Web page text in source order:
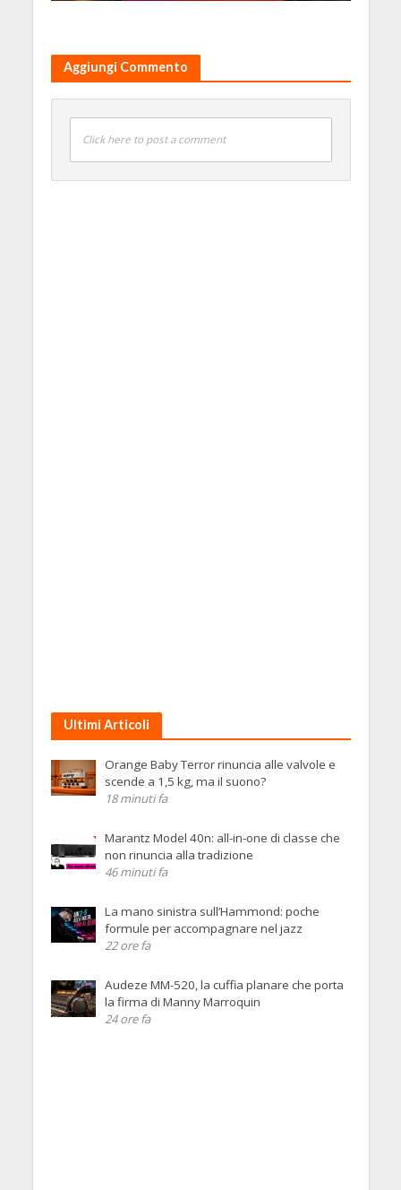
Aggiungi Commento
Click here to post a comment
Ultimi Articoli
Orange Baby Terror rinuncia alle valvole e
scende a 1,5 kg, ma il suono?
18 minuti fa
Marantz Model 40n: all-in-one di classe che
non rinuncia alla tradizione
46 minuti fa
La mano sinistra sull’Hammond: poche
formule per accompagnare nel jazz
22 ore fa
Audeze MM-520, la cuffia planare che porta
la firma di Manny Marroquin
24 ore fa